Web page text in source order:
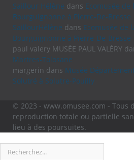
Saillour Hélène dans Ecomusée de
Bourguignonne à Pierre-De-Bresse
SaillourHélène dans Ecomusée de
Bourguignonne à Pierre-De-Bresse
paul valery MUSÉE PAUL VALÉRY
Martres-Tolosane
margerin dans Musée
Solutré à Solutre-Pouilly
© 2023 - www.omusee.com - Tous
reproduction totale ou partielle
lieu à des poursuites.